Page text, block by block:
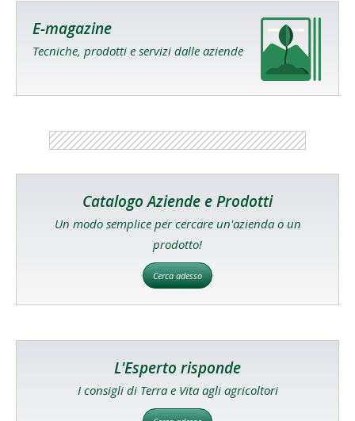
E-magazine
Tecniche, prodotti e servizi dalle aziende
Catalogo Aziende e Prodotti
Un modo semplice per cercare un'azienda o un
prodotto!
Cerca adesso
L'Esperto risponde
I consigli di Terra e Vita agli agricoltori